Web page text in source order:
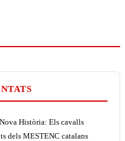
Història: Els cavalls
dels MESTENC catalans